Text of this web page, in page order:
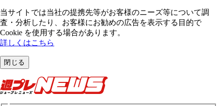
当サイトでは当社の提携先等がお客様のニーズ等について調
査・分析したり、お客様にお勧めの広告を表⽰する⽬的で
Cookie を使⽤する場合があります。
詳しくはこちら
閉じる